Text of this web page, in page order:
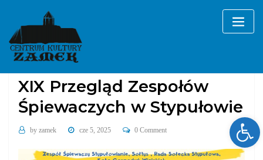
content
Bez kategorii
XIX Przegląd Zespołów
Śpiewaczych w Stypułowie
by zamek cze 5, 2025 0 Comment